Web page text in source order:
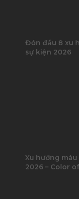
Đón đầu 8 xu
sự kiện 2026
Xu hướng
2026 – Color